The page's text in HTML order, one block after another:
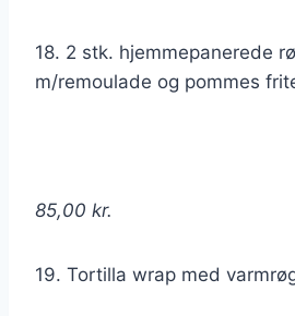
18. 2 stk. hjemmepanerede
m/remoulade og pommes
85,00 kr.
19. Tortilla wrap med